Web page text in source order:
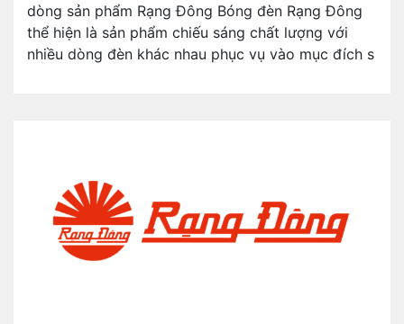
dòng sản phẩm Rạng Đông Bóng đèn Rạng Đông
thể hiện là sản phẩm chiếu sáng chất lượng với
nhiều dòng đèn khác nhau phục vụ vào mục đích s